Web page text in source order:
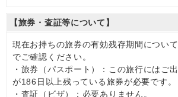
【旅券・査証等について】
現在お持ちの旅券の有効残存期間につい
でご確認ください。
・旅券（パスポート）：この旅行にはご
が186日以上残っている旅券が必要です。
・査証（ビザ）：必要ありません。